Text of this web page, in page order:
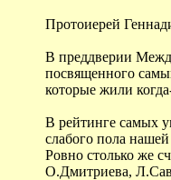
Протоиерей
В преддверии
посвященного
которые жили
В рейтинге самых
слабого пола
Ровно столько же
О.Дмитриева,